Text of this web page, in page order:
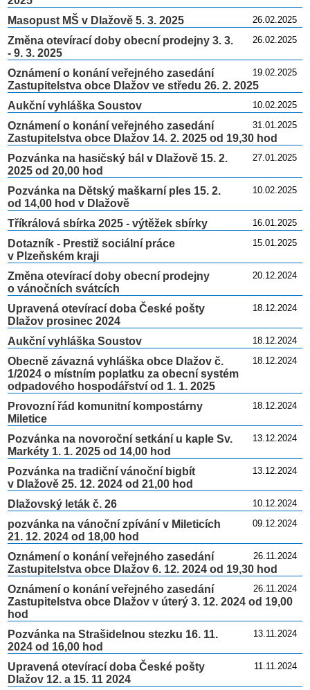
26.02.2025
Masopust MŠ v Dlažově 5. 3. 2025
26.02.2025
Změna otevírací doby obecní prodejny 3. 3.
- 9. 3. 2025
19.02.2025
Oznámení o konání veřejného zasedání
Zastupitelstva obce Dlažov ve středu 26. 2. 2025
10.02.2025
Aukční vyhláška Soustov
31.01.2025
Oznámení o konání veřejného zasedání
Zastupitelstva obce Dlažov 14. 2. 2025 od 19,30 hod
27.01.2025
Pozvánka na hasičský bál v Dlažově 15. 2.
2025 od 20,00 hod
10.02.2025
Pozvánka na Dětský maškarní ples 15. 2.
od 14,00 hod v Dlažově
16.01.2025
Tříkrálová sbírka 2025 - výtěžek sbírky
15.01.2025
Dotazník - Prestiž sociální práce
v Plzeňském kraji
20.12.2024
Změna otevírací doby obecní prodejny
o vánočních svátcích
18.12.2024
Upravená otevírací doba České pošty
Dlažov prosinec 2024
18.12.2024
Aukční vyhláška Soustov
18.12.2024
Obecně závazná vyhláška obce Dlažov č.
1/2024 o místním poplatku za obecní systém
odpadového hospodářství od 1. 1. 2025
18.12.2024
Provozní řád komunitní kompostárny
Miletice
13.12.2024
Pozvánka na novoroční setkání u kaple Sv.
Markéty 1. 1. 2025 od 14,00 hod
13.12.2024
Pozvánka na tradiční vánoční bigbít
v Dlažově 25. 12. 2024 od 21,00 hod
10.12.2024
Dlažovský leták č. 26
09.12.2024
pozvánka na vánoční zpívání v Mileticích
21. 12. 2024 od 18,00 hod
26.11.2024
Oznámení o konání veřejného zasedání
Zastupitelstva obce Dlažov 6. 12. 2024 od 19,30 hod
26.11.2024
Oznámení o konání veřejného zasedání
Zastupitelstva obce Dlažov v úterý 3. 12. 2024 od 19,00
hod
13.11.2024
Pozvánka na Strašidelnou stezku 16. 11.
2024 od 16,00 hod
11.11.2024
Upravená otevírací doba České pošty
Dlažov 12. a 15. 11 2024